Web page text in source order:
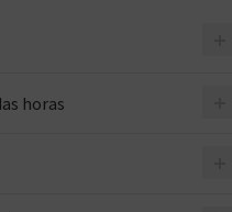
horas